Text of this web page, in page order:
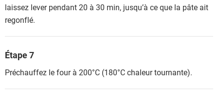
laissez lever pendant 20 à 30 min, jusqu’à ce que la pâte ait
regonflé.
Étape 7
Préchauffez le four à 200°C (180°C chaleur tournante).